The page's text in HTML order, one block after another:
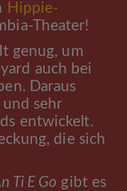
Hippie-
Theater!
genug, um
auch bei
Daraus
und sehr
entwickelt.
die sich
Ti E Go gibt es